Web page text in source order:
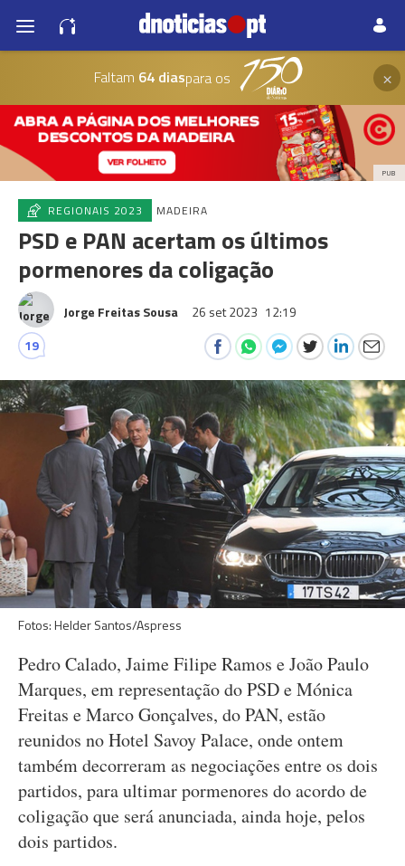
Faltam 64 diaspara os ×
PUB
REGIONAIS 2023 MADEIRA
PSD e PAN acertam os últimos
pormenores da coligação
Jorge Freitas Sousa 26 set 2023 12:19
19
Fotos: Helder Santos/Aspress
Pedro Calado, Jaime Filipe Ramos e João Paulo
Marques, em representação do PSD e Mónica
Freitas e Marco Gonçalves, do PAN, estão
reunidos no Hotel Savoy Palace, onde ontem
também decorreram as negociações entre os dois
partidos, para ultimar pormenores do acordo de
coligação que será anunciada, ainda hoje, pelos
dois partidos.